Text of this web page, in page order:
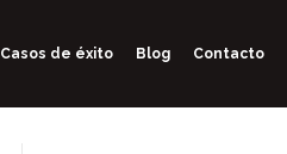
Casos de éxito Blog Contacto